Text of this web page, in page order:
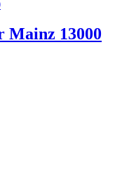
Mainz 13000